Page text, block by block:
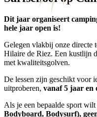
Dit jaar organiseert
hele jaar open is!
Gelegen vlakbij onze directe
Hilaire de Riez. Een kustlijn
met kwaliteitsgolven.
De lessen zijn geschikt voor
uitproberen, vanaf 5 jaar en
Als je een bepaalde sport wilt
Bodyboard, Bodysurf),